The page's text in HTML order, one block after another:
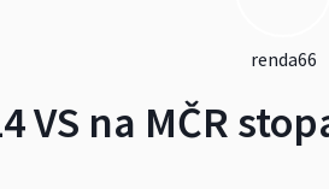
renda66
VS na MČR